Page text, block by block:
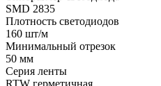
SMD 2835
Плотность светодиодов
160 шт/м
Минимальный отрезок
50 мм
Серия ленты
RTW герметичная